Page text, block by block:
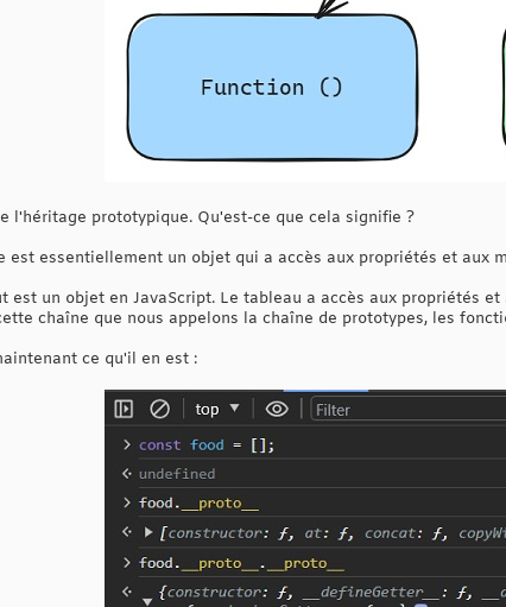
l'héritage prototypique. Qu'est-ce que cela signifie ?
est essentiellement un objet qui a accès aux propriétés et aux
est un objet en JavaScript. Le tableau a accès aux propriétés
chaîne que nous appelons la chaîne de prototypes, les
ce qu'il en est :